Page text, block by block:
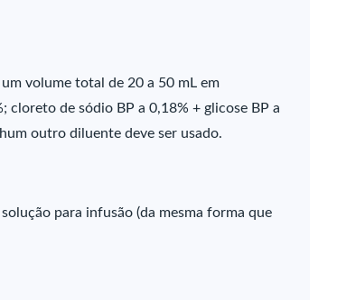
volume total de 20 a 50 mL em
cloreto de sódio BP a 0,18% + glicose BP a
outro diluente deve ser usado.
para infusão (da mesma forma que